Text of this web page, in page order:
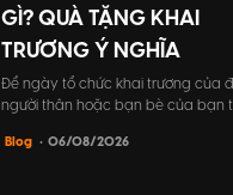
GÌ? QUÀ TẶNG KHAI
TRƯƠNG Ý NGHĨA
Để ngày tổ chức khai trương của
người thân hoặc bạn bè của bạn
biệt. Hãy tham khảo bài viết này
Blog • 06/08/2026